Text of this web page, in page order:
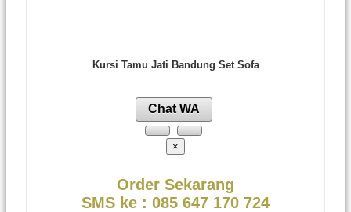
Kursi Tamu Jati Bandung Set Sofa
Chat WA
×
Order Sekarang
SMS ke : 085 647 170 724